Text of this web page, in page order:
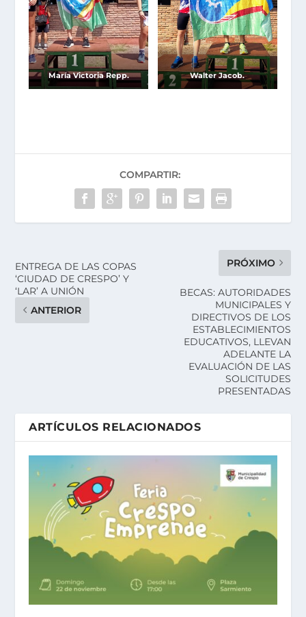
María Victoria Repp. Walter Jacob.
COMPARTIR:
ENTREGA DE LAS COPAS
‘CIUDAD DE CRESPO’ Y
‘LAR’ A UNIÓN
ANTERIOR
PRÓXIMO
BECAS: AUTORIDADES
MUNICIPALES Y
DIRECTIVOS DE LOS
ESTABLECIMIENTOS
EDUCATIVOS, LLEVAN
ADELANTE LA
EVALUACIÓN DE LAS
SOLICITUDES
PRESENTADAS
ARTÍCULOS RELACIONADOS